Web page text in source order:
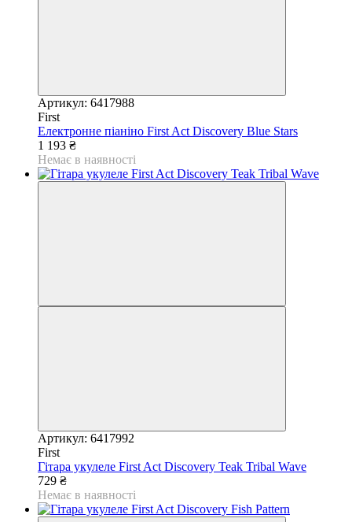
Артикул: 6417988
First
Електронне піаніно First Act Discovery Blue Stars
1 193 ₴
Немає в наявності
Артикул: 6417992
First
Гітара укулеле First Act Discovery Teak Tribal Wave
729 ₴
Немає в наявності